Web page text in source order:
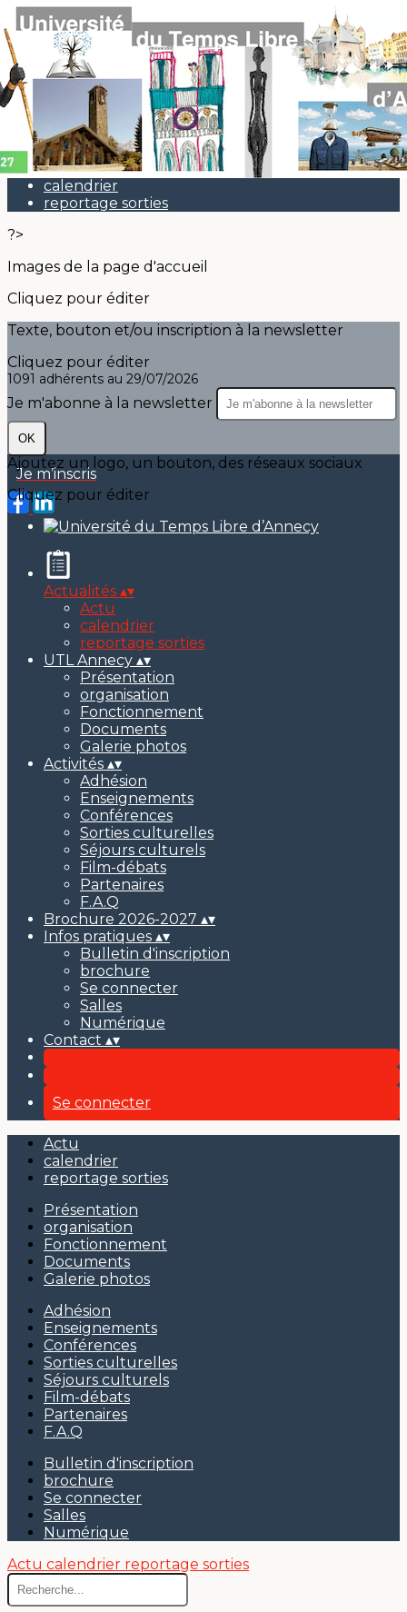
Exporter les lignes sélectionnées
Exporter toutes les colonnes
Exporter uniquement les colonnes affichées
Menu
Actu
calendrier
reportage sorties
?>
Images de la page d'accueil
Cliquez pour éditer
Texte, bouton et/ou inscription à la newsletter
Cliquez pour éditer
1091 adhérents au 29/07/2026
Je m'abonne à la newsletter
OK
Je m’inscris
Ajoutez un logo, un bouton, des réseaux sociaux
Cliquez pour éditer
Actualités ▴▾
Actu
calendrier
reportage sorties
UTL Annecy ▴▾
Présentation
organisation
Fonctionnement
Documents
Galerie photos
Activités ▴▾
Adhésion
Enseignements
Conférences
Sorties culturelles
Séjours culturels
Film-débats
Partenaires
F.A.Q
Brochure 2026-2027 ▴▾
Infos pratiques ▴▾
Bulletin d'inscription
brochure
Se connecter
Salles
Numérique
Contact ▴▾
Se connecter
Actu
calendrier
reportage sorties
Présentation
organisation
Fonctionnement
Documents
Galerie photos
Adhésion
Enseignements
Conférences
Sorties culturelles
Séjours culturels
Film-débats
Partenaires
F.A.Q
Bulletin d'inscription
brochure
Se connecter
Salles
Numérique
Actu calendrier reportage sorties